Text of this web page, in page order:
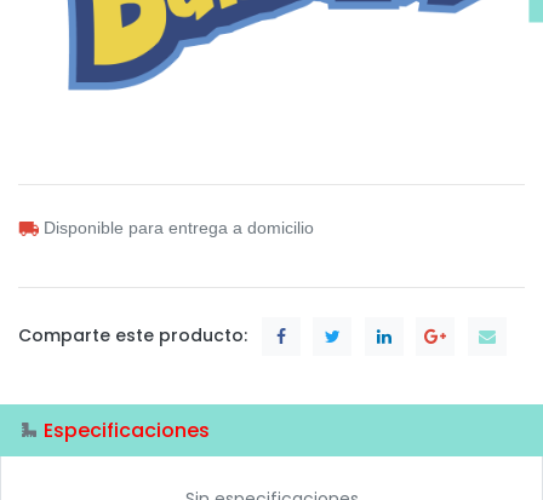
Disponible para entrega a domicilio
Comparte este producto:
Especificaciones